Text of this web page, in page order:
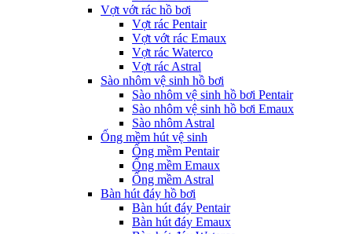
Vợt vớt rác hồ bơi
Vợt rác Pentair
Vợt vớt rác Emaux
Vợt rác Waterco
Vợt rác Astral
Sào nhôm vệ sinh hồ bơi
Sào nhôm vệ sinh hồ bơi Pentair
Sào nhôm vệ sinh hồ bơi Emaux
Sào nhôm Astral
Ống mềm hút vệ sinh
Ống mềm Pentair
Ống mềm Emaux
Ống mềm Astral
Bàn hút đáy hồ bơi
Bàn hút đáy Pentair
Bàn hút đáy Emaux